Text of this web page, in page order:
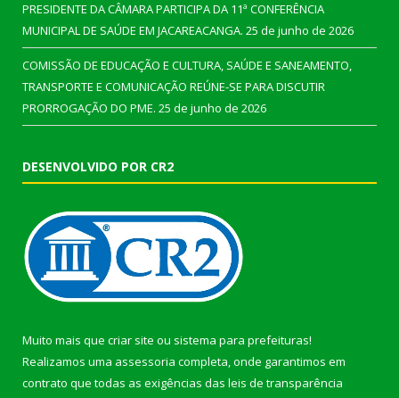
PRESIDENTE DA CÂMARA PARTICIPA DA 11ª CONFERÊNCIA
MUNICIPAL DE SAÚDE EM JACAREACANGA. 25 de junho de 2026
COMISSÃO DE EDUCAÇÃO E CULTURA, SAÚDE E SANEAMENTO,
TRANSPORTE E COMUNICAÇÃO REÚNE-SE PARA DISCUTIR
PRORROGAÇÃO DO PME. 25 de junho de 2026
DESENVOLVIDO POR CR2
Muito mais que criar site ou sistema para prefeituras!
Realizamos uma assessoria completa, onde garantimos em
contrato que todas as exigências das leis de transparência